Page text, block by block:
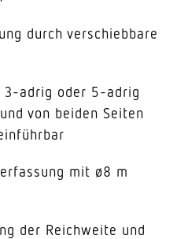
durch verschiebbare
3-adrig oder 5-adrig
von beiden Seiten
mit ø8 m
der Reichweite und